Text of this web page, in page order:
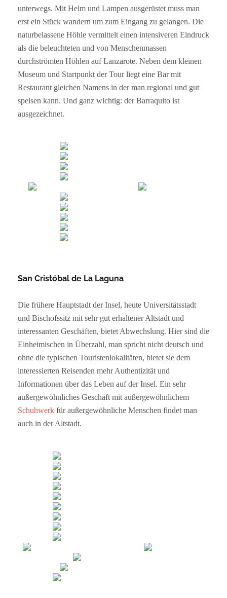
unterwegs. Mit Helm und Lampen ausgerüstet muss man
erst ein Stück wandern um zum Eingang zu gelangen. Die
naturbelassene Höhle vermittelt einen intensiveren Eindruck
als die beleuchteten und von Menschenmassen
durchströmten Höhlen auf Lanzarote. Neben dem kleinen
Museum und Startpunkt der Tour liegt eine Bar mit
Restaurant gleichen Namens in der man regional und gut
speisen kann. Und ganz wichtig: der Barraquito ist
ausgezeichnet.
San Cristóbal de La Laguna
Die frühere Hauptstadt der Insel, heute Universitätsstadt
und Bischofssitz mit sehr gut erhaltener Altstadt und
interessanten Geschäften, bietet Abwechslung. Hier sind die
Einheimischen in Überzahl, man spricht nicht deutsch und
ohne die typischen Touristenlokalitäten, bietet sie dem
interessierten Reisenden mehr Authentizität und
Informationen über das Leben auf der Insel. Ein sehr
außergewöhnliches Geschäft mit außergewöhnlichem
Schuhwerk für außergewöhnliche Menschen findet man
auch in der Altstadt.